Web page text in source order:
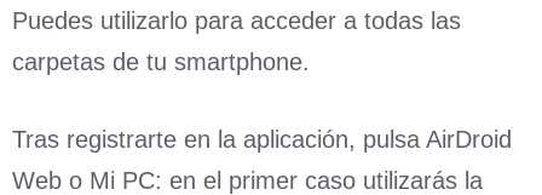
Puedes utilizarlo para acceder a todas las
carpetas de tu smartphone.
Tras registrarte en la aplicación, pulsa AirDroid
Web o Mi PC: en el primer caso utilizarás la